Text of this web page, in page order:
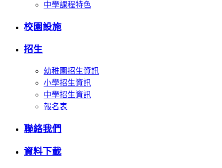
中學課程特色
校園設施
招生
幼稚園招生資訊
小學招生資訊
中學招生資訊
報名表
聯絡我們
資料下載